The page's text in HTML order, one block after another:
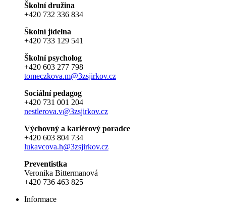
Školní družina
+420 732 336 834
Školní jídelna
+420 733 129 541
Školní psycholog
+420 603 277 798
tomeczkova.m@3zsjirkov.cz
Sociální pedagog
+420 731 001 204
nestlerova.v@3zsjirkov.cz
Výchovný a kariérový poradce
+420 603 804 734
lukavcova.h@3zsjirkov.cz
Preventistka
Veronika Bittermanová
+420 736 463 825
Informace